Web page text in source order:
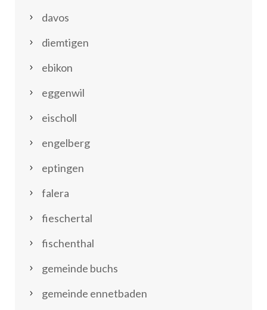
davos
diemtigen
ebikon
eggenwil
eischoll
engelberg
eptingen
falera
fieschertal
fischenthal
gemeinde buchs
gemeinde ennetbaden